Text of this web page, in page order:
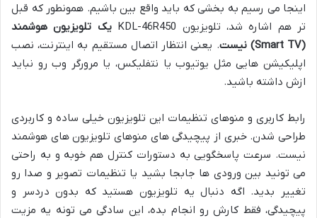
اینجا می رسیم به بخشی که باید واقع بین باشیم. همونطور که قبل
تر هم اشاره شد، تلویزیون KDL-46R450
یک تلویزیون هوشمند
(Smart TV) نیست
. یعنی انتظار اتصال مستقیم به اینترنت، نصب
اپلیکیشن هایی مثل یوتیوب یا نتفلیکس، یا مرورگر وب رو نباید
ازش داشته باشید.
رابط کاربری و منوهای تنظیمات این تلویزیون خیلی ساده و کاربردی
طراحی شدن. خبری از پیچیدگی های منوهای تلویزیون های هوشمند
نیست. سرعت پاسخگویی به دستورات کنترل هم خوبه و به راحتی
می تونید بین ورودی ها جابجا بشید یا تنظیمات تصویر و صدا رو
تغییر بدید. اگه دنبال یه تلویزیون هستید که بدون دردسر و
پیچیدگی، فقط کارش رو انجام بده، این سادگی می تونه یه مزیت